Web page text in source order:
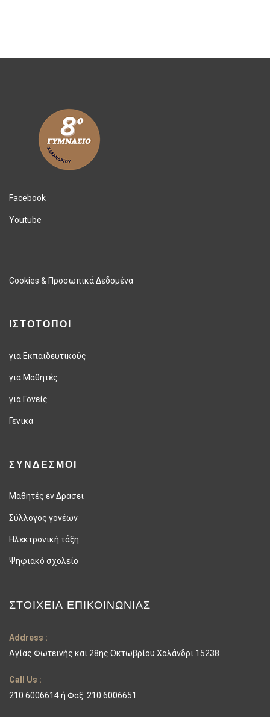
Facebook
Youtube
Cookies & Προσωπικά Δεδομένα
ΙΣΤΟΤΟΠΟΙ
για Εκπαιδευτικούς
για Μαθητές
για Γονείς
Γενικά
ΣΥΝΔΕΣΜΟΙ
Μαθητές εν Δράσει
Σύλλογος γονέων
Ηλεκτρονική τάξη
Ψηφιακό σχολείο
ΣΤΟΙΧΕΊΑ ΕΠΙΚΟΙΝΩΝΊΑΣ
Address :
Αγίας Φωτεινής και 28ης Οκτωβρίου Χαλάνδρι 15238
Call Us :
210 6006614 ή Φαξ: 210 6006651